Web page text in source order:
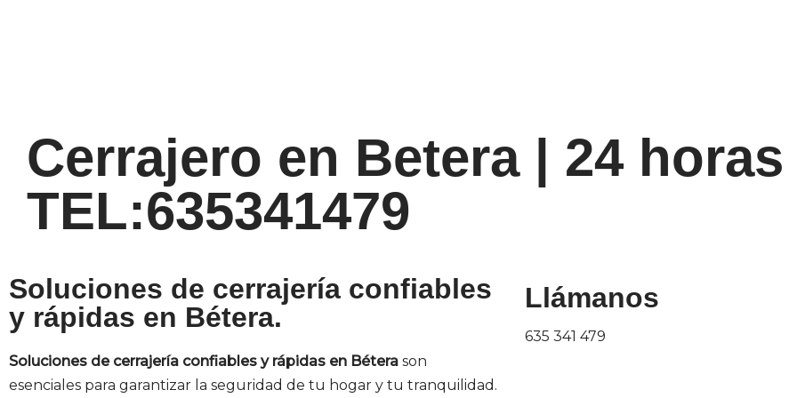
Cerrajero en Betera | 24 horas
TEL:635341479
Soluciones de cerrajería confiables
y rápidas en Bétera.
Soluciones de cerrajería confiables y rápidas en Bétera son
esenciales para garantizar la seguridad de tu hogar y tu tranquilidad.
Llámanos
635 341 479